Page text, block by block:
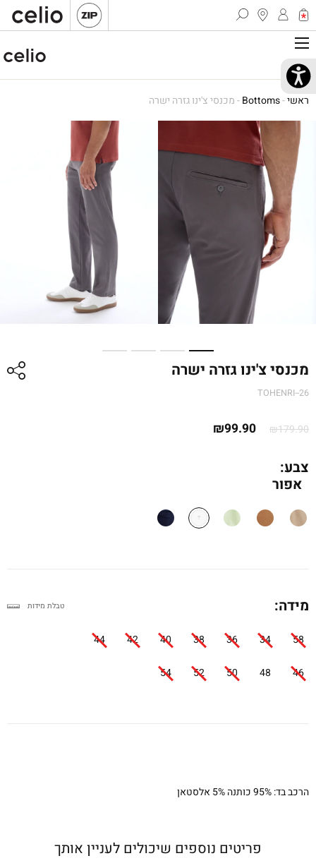
ראשי-
Bottoms
-מכנסי צ'ינו גזרה ישרה
מכנסי צ'ינו גזרה ישרה
TOHENRI--26
₪179.90
המחיר₪99.90
צבע:
אפור
מידה:
58
34
36
38
40
42
44
46
48
50
52
54
טבלת מידות
הרכב בד: 95% כותנה 5% אלסטאן
פריטים נוספים שיכולים לעניין אותך